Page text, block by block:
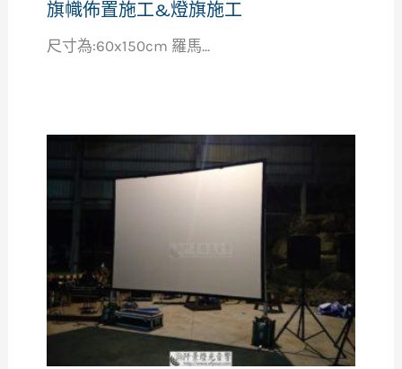
旗幟佈置施工&燈旗施工
尺寸為:60x150cm 羅馬...